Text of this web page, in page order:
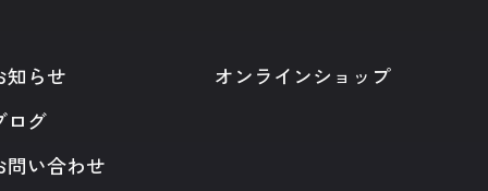
知らせ
ログ
問い合わせ
オンラインショップ